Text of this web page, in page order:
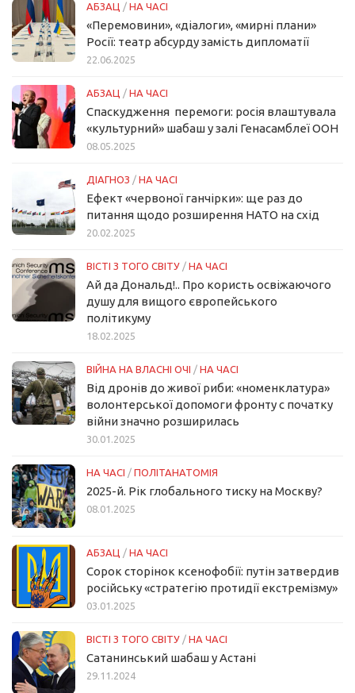
АБЗАЦ / НА ЧАСІ
«Перемовини», «діалоги», «мирні плани»
Росії: театр абсурду замість дипломатії
22.06.2025
АБЗАЦ / НА ЧАСІ
Спаскудження перемоги: росія влаштувала
«культурний» шабаш у залі Генасамблеї ООН
08.05.2025
ДІАГНОЗ / НА ЧАСІ
Ефект «червоної ганчірки»: ще раз до
питання щодо розширення НАТО на схід
20.02.2025
ВІСТІ З ТОГО СВІТУ / НА ЧАСІ
Ай да Дональд!.. Про користь освіжаючого
душу для вищого європейського
політикуму
18.02.2025
ВІЙНА НА ВЛАСНІ ОЧІ / НА ЧАСІ
Від дронів до живої риби: «номенклатура»
волонтерської допомоги фронту с початку
війни значно розширилась
30.01.2025
НА ЧАСІ / ПОЛІТАНАТОМІЯ
2025-й. Рік глобального тиску на Москву?
08.01.2025
АБЗАЦ / НА ЧАСІ
Сорок сторінок ксенофобії: путін затвердив
російську «стратегію протидії екстремізму»
03.01.2025
ВІСТІ З ТОГО СВІТУ / НА ЧАСІ
Сатанинський шабаш у Астані
29.11.2024